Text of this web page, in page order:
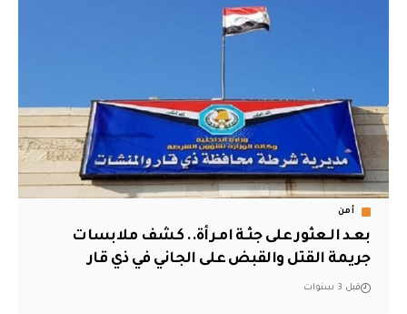
أمن
بعـد الـعثور على جثـة امـرأة.. كشف ملابسات
جريمة القتل والقبض على الجاني في ذي قار
قبل 3 سنوات